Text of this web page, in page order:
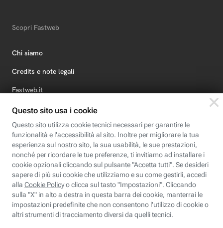
Scopri Fastweb
Chi siamo
Credits e note legali
Fastweb.it
Formazione
Fastweb Digital Academy
STEP FuturAbility District
Insieme, siamo futuro